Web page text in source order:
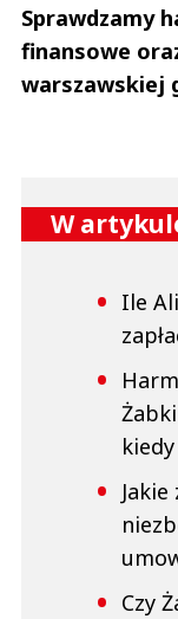
Sprawdzamy
finansowe
warszawskiej
W
Ile
Czy